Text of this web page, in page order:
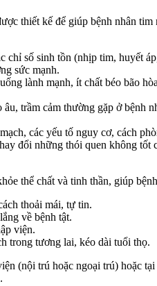
thiết kế để giúp bệnh nhân
chỉ số sinh tồn (nhịp tim, huyết
sức mạnh.
lành mạnh, ít chất béo bão
âu, trầm cảm thường gặp ở bệnh
các yếu tố nguy cơ, cách
đổi những thói quen không
thể chất và tinh thần, giúp
thoải mái, tự tin.
về bệnh tật.
viện.
trong tương lai, kéo dài tuổi thọ.
(nội trú hoặc ngoại trú) hoặc